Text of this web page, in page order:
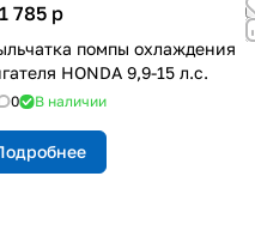
785 p
помпы охлаждения
HONDA 9,9-15 л.с.
0 В наличии